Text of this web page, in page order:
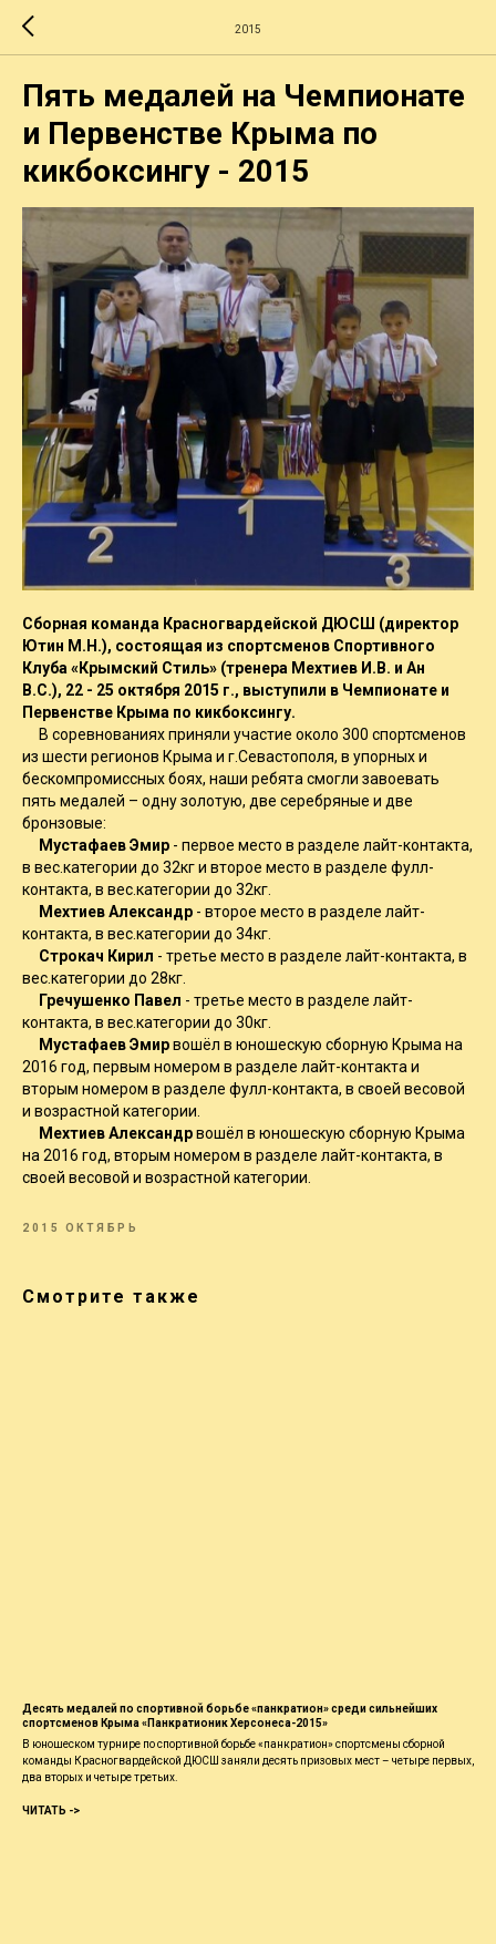
2015
Пять медалей на Чемпионате
и Первенстве Крыма по
кикбоксингу - 2015
Сборная команда Красногвардейской ДЮСШ (директор
Ютин М.Н.), состоящая из спортсменов Спортивного
Клуба «Крымский Стиль» (тренера Мехтиев И.В. и Ан
В.С.), 22 - 25 октября 2015 г., выступили в Чемпионате и
Первенстве Крыма по кикбоксингу.
В соревнованиях приняли участие около 300 спортсменов
из шести регионов Крыма и г.Севастополя, в упорных и
бескомпромиссных боях, наши ребята смогли завоевать
пять медалей – одну золотую, две серебряные и две
бронзовые:
Мустафаев Эмир - первое место в разделе лайт-контакта,
в вес.категории до 32кг и второе место в разделе фулл-
контакта, в вес.категории до 32кг.
Мехтиев Александр - второе место в разделе лайт-
контакта, в вес.категории до 34кг.
Строкач Кирил - третье место в разделе лайт-контакта, в
вес.категории до 28кг.
Гречушенко Павел - третье место в разделе лайт-
контакта, в вес.категории до 30кг.
Мустафаев Эмирвошёл в юношескую сборную Крыма на
2016 год, первым номером в разделе лайт-контакта и
вторым номером в разделе фулл-контакта, в своей весовой
и возрастной категории.
Мехтиев Александрвошёл в юношескую сборную Крыма
на 2016 год, вторым номером в разделе лайт-контакта, в
своей весовой и возрастной категории.
2015 ОКТЯБРЬ
Смотрите также
Десять медалей по спортивной борьбе «панкратион» среди сильнейших
спортсменов Крыма «Панкратионик Херсонеса-2015»
В юношеском турнире по спортивной борьбе «панкратион» спортсмены сборной
команды Красногвардейской ДЮСШ заняли десять призовых мест – четыре первых,
два вторых и четыре третьих.
ЧИТАТЬ ->